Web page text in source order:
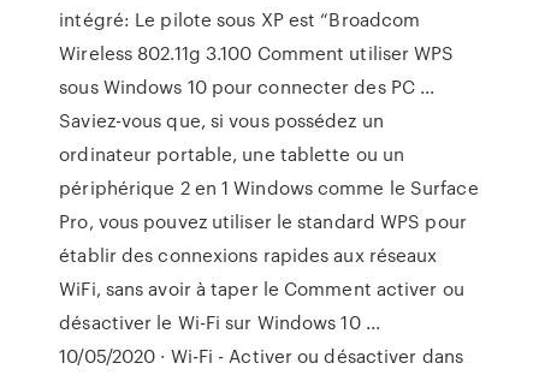
intégré: Le pilote sous XP est “Broadcom
Wireless 802.11g 3.100 Comment utiliser WPS
sous Windows 10 pour connecter des PC ...
Saviez-vous que, si vous possédez un
ordinateur portable, une tablette ou un
périphérique 2 en 1 Windows comme le Surface
Pro, vous pouvez utiliser le standard WPS pour
établir des connexions rapides aux réseaux
WiFi, sans avoir à taper le Comment activer ou
désactiver le Wi-Fi sur Windows 10 ...
10/05/2020 · Wi-Fi - Activer ou désactiver dans